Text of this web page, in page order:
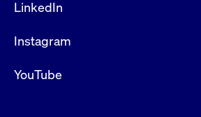
LinkedIn
Instagram
YouTube